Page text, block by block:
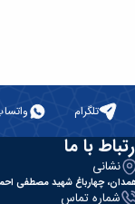
تلگرام
با ما
نشانی
چهارباغ شهید مصطفی
شماره تماس